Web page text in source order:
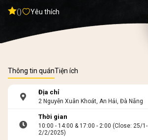
() Yêu thích
Thông tin quánTiện ích
Địa chỉ
2 Nguyễn Xuân Khoát, An Hải, Đà Nẵng
Thời gian
10:00 - 14:00 & 17:00 - 2:00 (Close: 25/1-
2/2/2025)